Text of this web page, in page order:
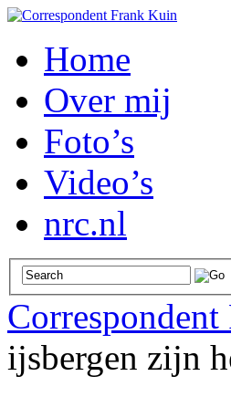
Home
Over mij
Foto’s
Video’s
nrc.nl
ijsbergen zijn